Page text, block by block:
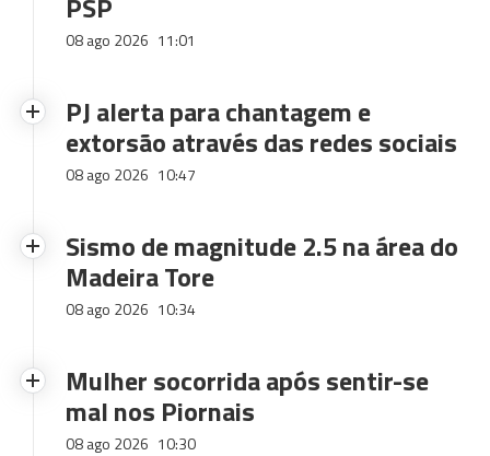
08 ago 2026 11:01
PJ alerta para chantagem e
extorsão através das redes sociais
08 ago 2026 10:47
Sismo de magnitude 2.5 na área do
Madeira Tore
08 ago 2026 10:34
Mulher socorrida após sentir-se
mal nos Piornais
08 ago 2026 10:30